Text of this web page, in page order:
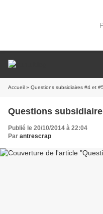
Accueil » Questions subsidiaires #4 et #5
Questions
Publié le 20/10/2014 à 22:04
Par antrescrap